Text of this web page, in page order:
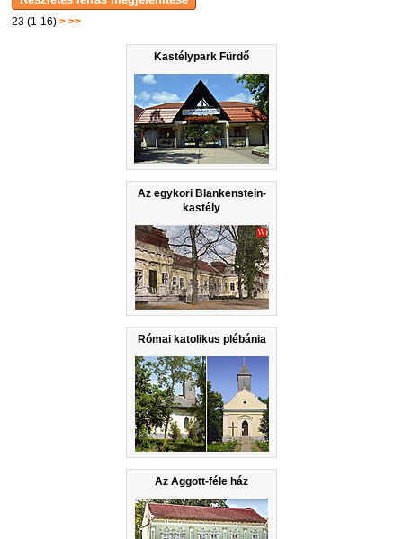
23 (1-16)> >>
Kastélypark Fürdő
Az egykori Blankenstein-
kastély
Római katolikus plébánia
Az Aggott-féle ház